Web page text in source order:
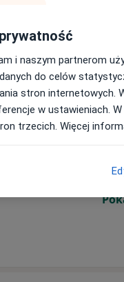
Dziś
6 Sie
Jutro
7 Sie
Umawianie
i naszym partnerom
do celów
stron internetowych.
w ustawieniach.
trzecich. Więcej